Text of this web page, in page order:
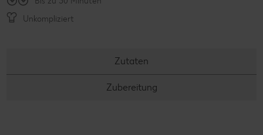
Unkompliziert
Zutaten
Zubereitung